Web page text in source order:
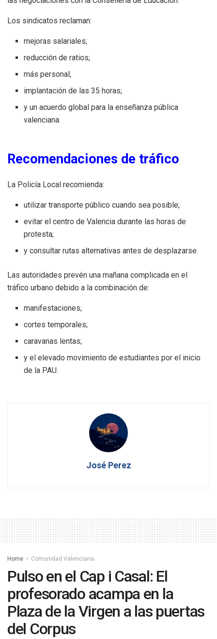
Los sindicatos reclaman:
mejoras salariales;
reducción de ratios;
más personal;
implantación de las 35 horas;
y un acuerdo global para la enseñanza pública
valenciana.
Recomendaciones de tráfico
La Policía Local recomienda:
utilizar transporte público cuando sea posible;
evitar el centro de Valencia durante las horas de
protesta;
y consultar rutas alternativas antes de desplazarse.
Las autoridades prevén una mañana complicada en el
tráfico urbano debido a la combinación de:
manifestaciones;
cortes temporales;
caravanas lentas;
y el elevado movimiento de estudiantes por el inicio
de la PAU.
José Perez
Home Comunidad Valenciana
Pulso en el Cap i Casal: El
profesorado acampa en la
Plaza de la Virgen a las puertas
del Corpus